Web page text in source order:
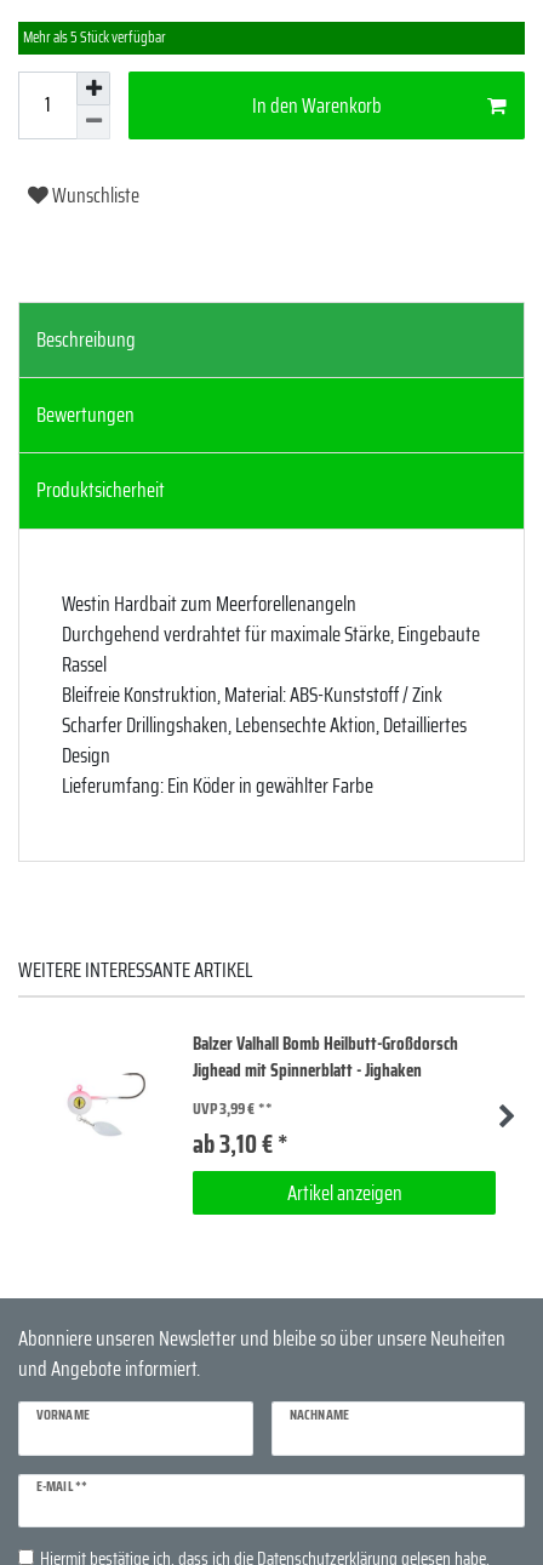
Mehr als 5 Stück verfügbar
In den Warenkorb
Wunschliste
Beschreibung
Bewertungen
Produktsicherheit
Westin Hardbait zum Meerforellenangeln
Durchgehend verdrahtet für maximale Stärke, Eingebaute
Rassel
Bleifreie Konstruktion, Material: ABS-Kunststoff / Zink
Scharfer Drillingshaken, Lebensechte Aktion, Detailliertes
Design
Lieferumfang: Ein Köder in gewählter Farbe
WEITERE INTERESSANTE ARTIKEL
Balzer Valhall Bomb Heilbutt-Großdorsch
Jighead mit Spinnerblatt - Jighaken
UVP 3,99 €
ab 3,10 € *
Artikel anzeigen
Abonniere unseren Newsletter und bleibe so über unsere Neuheiten
und Angebote informiert.
VORNAME NACHNAME
E-MAIL **
Newsletter
Honig
Hiermit bestätige ich, dass ich dieDaten­schutz­erklärunggelesen habe.